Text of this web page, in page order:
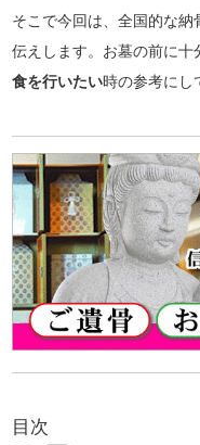
そこで今回は、全国的な納
伝えします。お墓の前に十
食を行いたい時の参考にし
目次